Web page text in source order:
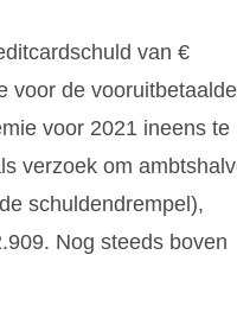
van €
voor de vooruitbetaalde
voor 2021 ineens te
verzoek om
schuldendrempel),
Nog steeds boven